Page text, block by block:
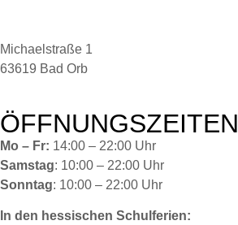
Michaelstraße 1
63619 Bad Orb
ÖFFNUNGSZEITEN
Mo – Fr: 14:00 – 22:00 Uhr
Samstag: 10:00 – 22:00 Uhr
Sonntag: 10:00 – 22:00 Uhr
In den hessischen Schulferien: